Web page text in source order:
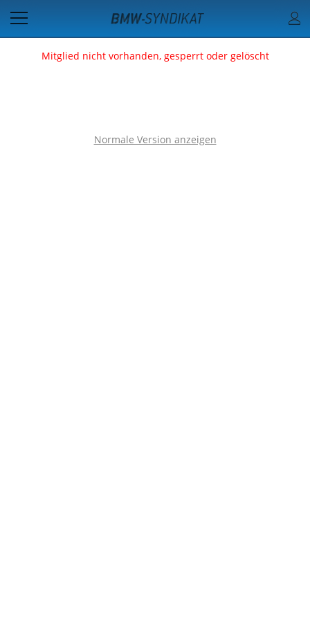
Mitglied nicht vorhanden, gesperrt oder gelöscht
Normale Version anzeigen